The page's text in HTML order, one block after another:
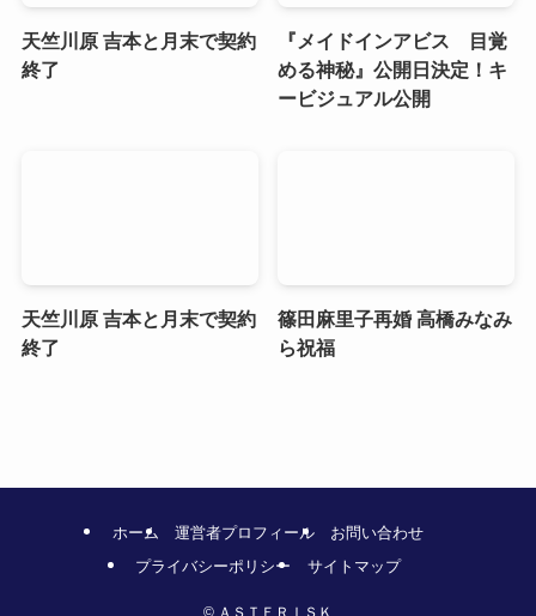
天竺川原 吉本と月末で契約
終了
『メイドインアビス 目覚
める神秘』公開日決定！キ
ービジュアル公開
天竺川原 吉本と月末で契約
終了
篠田麻里子再婚 高橋みなみ
ら祝福
ホーム 運営者プロフィール
お問い合わせ
プライバシーポリシー
サイトマップ